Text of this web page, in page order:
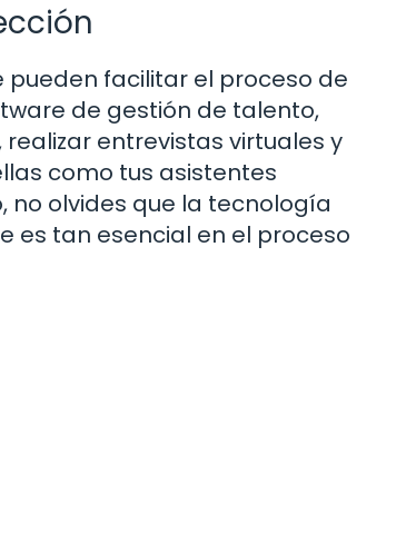
pueden facilitar el proceso de
de gestión de talento,
entrevistas virtuales y
como tus asistentes
no olvides que la tecnología
es tan esencial en el proceso